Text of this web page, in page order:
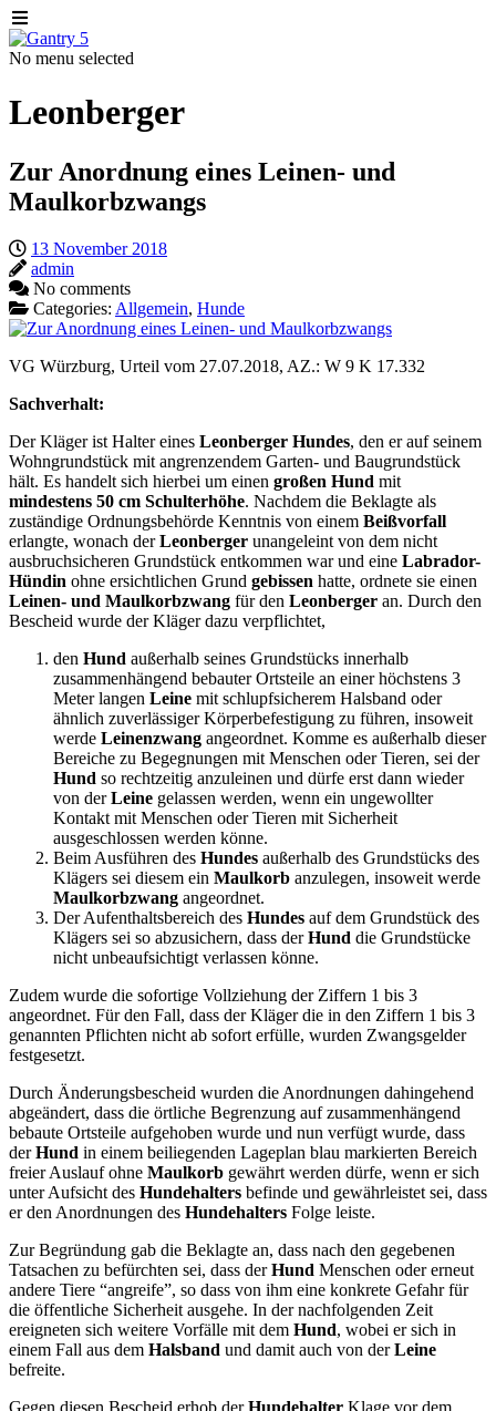
No menu selected
Leonberger
Zur Anordnung eines Leinen- und
Maulkorbzwangs
13 November 2018
admin
No comments
Categories: Allgemein, Hunde
VG Würzburg, Urteil vom 27.07.2018, AZ.: W 9 K 17.332
Sachverhalt:
Der Kläger ist Halter eines Leonberger Hundes, den er auf seinem
Wohngrundstück mit angrenzendem Garten- und Baugrundstück
hält. Es handelt sich hierbei um einen großen Hund mit
mindestens 50 cm Schulterhöhe. Nachdem die Beklagte als
zuständige Ordnungsbehörde Kenntnis von einem Beißvorfall
erlangte, wonach derLeonberger unangeleint von dem nicht
ausbruchsicheren Grundstück entkommen war und eine Labrador-
Hündin ohne ersichtlichen Grund gebissen hatte, ordnete sie einen
Leinen- und Maulkorbzwang für den Leonberger an. Durch den
Bescheid wurde der Kläger dazu verpflichtet,
den Hund außerhalb seines Grundstücks innerhalb
zusammenhängend bebauter Ortsteile an einer höchstens 3
Meter langen Leine mit schlupfsicherem Halsband oder
ähnlich zuverlässiger Körperbefestigung zu führen, insoweit
werde Leinenzwang angeordnet. Komme es außerhalb dieser
Bereiche zu Begegnungen mit Menschen oder Tieren, sei der
Hund so rechtzeitig anzuleinen und dürfe erst dann wieder
von derLeine gelassen werden, wenn ein ungewollter
Kontakt mit Menschen oder Tieren mit Sicherheit
ausgeschlossen werden könne.
Beim Ausführen des Hundes außerhalb des Grundstücks des
Klägers sei diesem ein Maulkorb anzulegen, insoweit werde
Maulkorbzwang angeordnet.
Der Aufenthaltsbereich des Hundes auf dem Grundstück des
Klägers sei so abzusichern, dass derHund die Grundstücke
nicht unbeaufsichtigt verlassen könne.
Zudem wurde die sofortige Vollziehung der Ziffern 1 bis 3
angeordnet. Für den Fall, dass der Kläger die in den Ziffern 1 bis 3
genannten Pflichten nicht ab sofort erfülle, wurden Zwangsgelder
festgesetzt.
Durch Änderungsbescheid wurden die Anordnungen dahingehend
abgeändert, dass die örtliche Begrenzung auf zusammenhängend
bebaute Ortsteile aufgehoben wurde und nun verfügt wurde, dass
derHund in einem beiliegenden Lageplan blau markierten Bereich
freier Auslauf ohne Maulkorb gewährt werden dürfe, wenn er sich
unter Aufsicht des Hundehalters befinde und gewährleistet sei, dass
er den Anordnungen des Hundehalters Folge leiste.
Zur Begründung gab die Beklagte an, dass nach den gegebenen
Tatsachen zu befürchten sei, dass derHund Menschen oder erneut
andere Tiere “angreife”, so dass von ihm eine konkrete Gefahr für
die öffentliche Sicherheit ausgehe. In der nachfolgenden Zeit
ereigneten sich weitere Vorfälle mit dem Hund, wobei er sich in
einem Fall aus dem Halsband und damit auch von derLeine
befreite.
Gegen diesen Bescheid erhob derHundehalter Klage vor dem